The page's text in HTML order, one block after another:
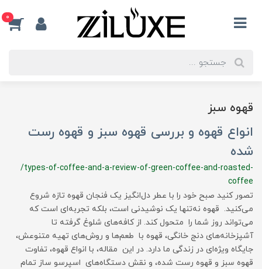
0
قهوه سبز
انواع قهوه و بررسی قهوه سبز و قهوه رست
شده
/types-of-coffee-and-a-review-of-green-coffee-and-roasted-
coffee
تصور کنید صبح خود را با عطر دل‌انگیز یک فنجان قهوه تازه شروع
می‌کنید. قهوه نه‌تنها یک نوشیدنی است، بلکه تجربه‌ای است که
می‌تواند روز شما را متحول کند. از کافه‌های شلوغ گرفته تا
آشپزخانه‌های دنج خانگی، قهوه با طعم‌ها و روش‌های تهیه متنوعش،
جایگاه ویژه‌ای در زندگی ما دارد. در این مقاله، با انواع قهوه، تفاوت
قهوه سبز و قهوه رست شده، و نقش دستگاه‌های اسپرسو ساز تمام